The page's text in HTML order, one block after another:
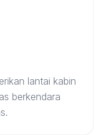
lantai kabin
berkendara